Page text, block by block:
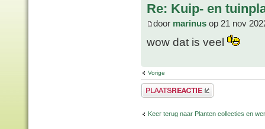
Re: Kuip- en
door marinus op 21 nov
wow dat is veel
Vorige
Plaats een reactie
Keer terug naar Planten collecties en